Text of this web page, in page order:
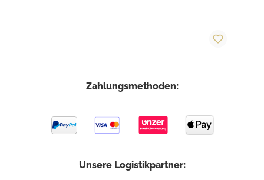
Zahlungsmethoden:
Unsere Logistikpartner: